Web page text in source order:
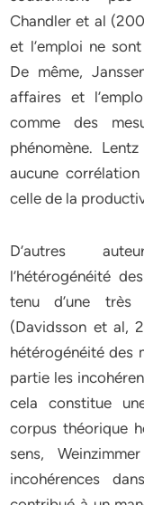
Chandler et al
et l’emploi ne
De même,
affaires et
comme des
phénomène.
aucune
celle de la
D’autres
l’hétérogénéité
tenu d’une très
(Davidsson et al,
hétérogénéité des
partie les
cela constitue
corpus théorique
sens,
incohérences